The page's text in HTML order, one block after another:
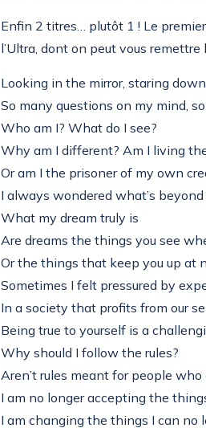
Enfin 2 titres… plutôt 1 ! Le
l’Ultra, dont on peut vous
Looking in the mirror, staring
So many questions on my mind,
Who am I? What do I see?
Why am I different? Am I living
Or am I the prisoner of my own
I always wondered what’s
What my dream truly is
Are dreams the things you see
Or the things that keep you up at
Sometimes I felt pressured by
In a society that profits from our
Being true to yourself is a
Why should I follow the rules?
Aren’t rulеs meant for people
I am no longеr accepting the
I am changing the things I can no